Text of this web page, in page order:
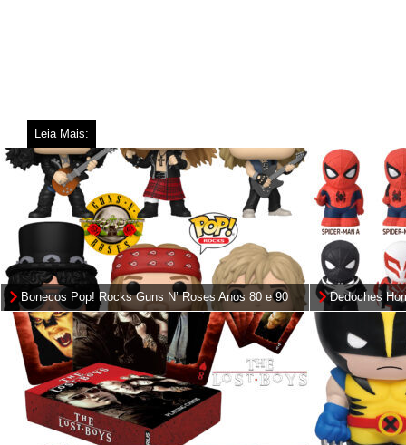
Leia Mais:
Bonecos Pop! Rocks Guns N’ Roses Anos 80 e 90
Dedoches
Versões do